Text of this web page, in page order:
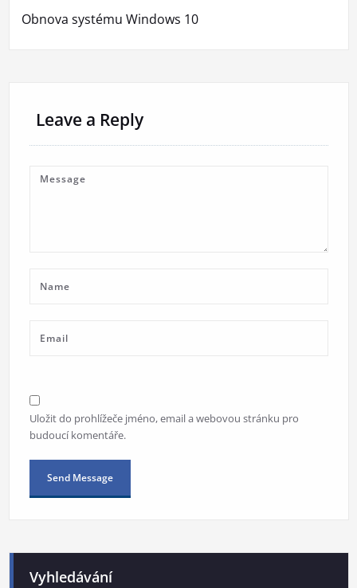
Obnova systému Windows 10
Leave a Reply
Uložit do prohlížeče jméno, email a webovou stránku pro
budoucí komentáře.
Vyhledávání